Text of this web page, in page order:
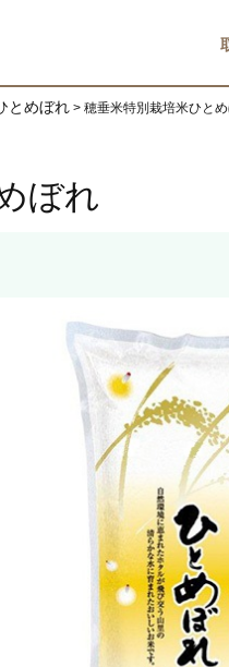
とめぼれ > 穂垂米特別栽培米ひと
ぼれ